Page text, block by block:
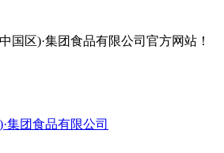
国区)·集团食品有限公司官方网站！